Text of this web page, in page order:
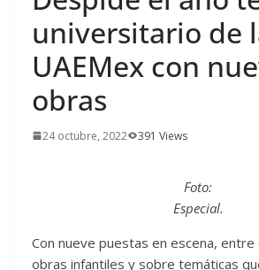
universitario de
UAEMex con
obras
24 octubre, 2022 391 Views
Foto:
Especial.
Con nueve puestas en escena,
obras infantiles y sobre temáticas